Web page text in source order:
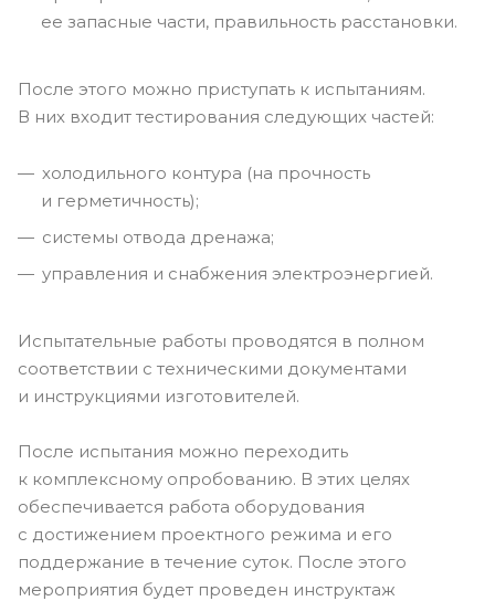
ее запасные части, правильность расстановки.
После этого можно приступать к испытаниям.
В них входит тестирования следующих частей:
холодильного контура (на прочность
и герметичность);
системы отвода дренажа;
управления и снабжения электроэнергией.
Испытательные работы проводятся в полном
соответствии с техническими документами
и инструкциями изготовителей.
После испытания можно переходить
к комплексному опробованию. В этих целях
обеспечивается работа оборудования
с достижением проектного режима и его
поддержание в течение суток. После этого
мероприятия будет проведен инструктаж